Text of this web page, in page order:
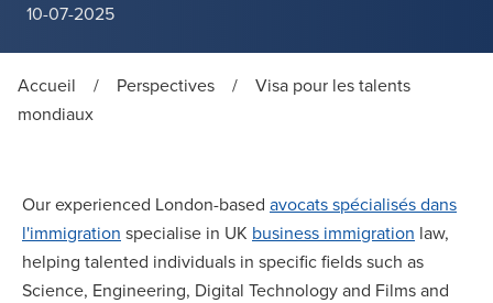
10-07-2025
Accueil / Perspectives /
Visa pour les talents
mondiaux
Our experienced London-based avocats spécialisés dans
l'immigration specialise in UK business immigration law,
helping talented individuals in specific fields such as
Science, Engineering, Digital Technology and Films and